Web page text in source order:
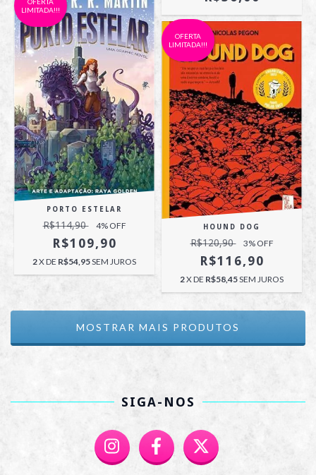
LIMITADA!!!
PORTO ESTELAR
R$114,90 4% OFF
R$109,90
2X DE R$54,95SEM JUROS
OFERTA
LIMITADA!!!
HOUND DOG
R$120,90 3% OFF
R$116,90
2X DE R$58,45SEM JUROS
MOSTRAR MAIS PRODUTOS
SIGA-NOS